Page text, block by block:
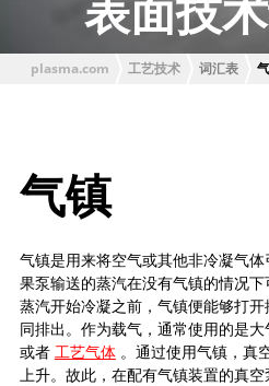
表面技
plasma.com 工艺技术 词汇表
气镇
气镇是用来将空气或其他非冷凝气体
果泵输送的蒸汽在没有气镇的情况
蒸汽开始冷凝之前，气镇便能够打
同排出。作为载气，通常使用的是
或者 工艺气体。通过使用气镇，真
上升。故此，在配有气镇装置的真